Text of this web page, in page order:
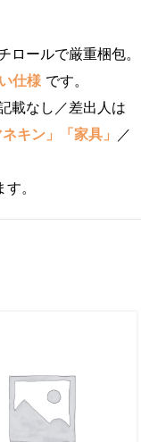
ロールで厳重梱包。
仕様 です。
載なし／差出人は
ネキン」「家具」
／
。